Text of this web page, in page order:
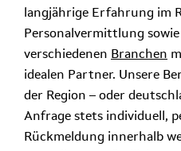
langjährige Erfahrung im
Personalvermittlung
verschiedenen Branchen
idealen Partner. Unsere
der Region – oder
Anfrage stets individuell,
Rückmeldung innerhalb